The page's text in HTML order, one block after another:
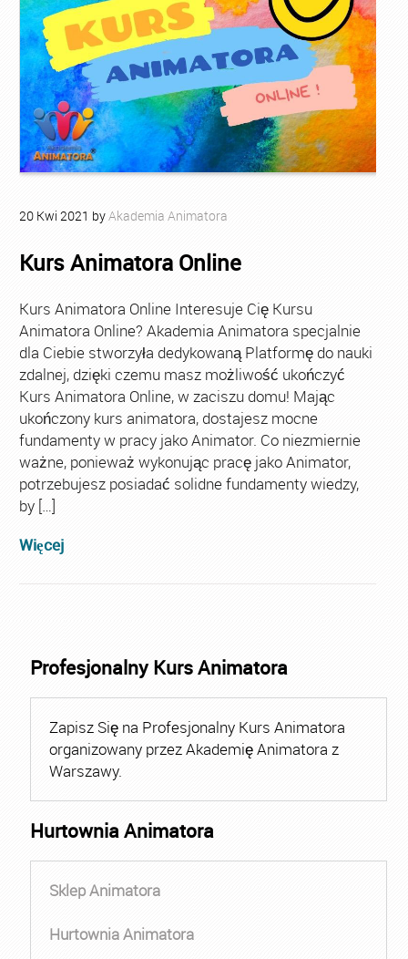
20 Kwi 2021 byAkademia Animatora
Kurs Animatora Online
Kurs Animatora Online Interesuje Cię Kursu
Animatora Online? Akademia Animatora specjalnie
dla Ciebie stworzyła dedykowaną Platformę do nauki
zdalnej, dzięki czemu masz możliwość ukończyć
Kurs Animatora Online, w zaciszu domu! Mając
ukończony kurs animatora, dostajesz mocne
fundamenty w pracy jako Animator. Co niezmiernie
ważne, ponieważ wykonując pracę jako Animator,
potrzebujesz posiadać solidne fundamenty wiedzy,
by […]
Więcej
Profesjonalny Kurs Animatora
Zapisz Się na Profesjonalny Kurs Animatora
organizowany przez Akademię Animatora z
Warszawy.
Hurtownia Animatora
Sklep Animatora
Hurtownia Animatora